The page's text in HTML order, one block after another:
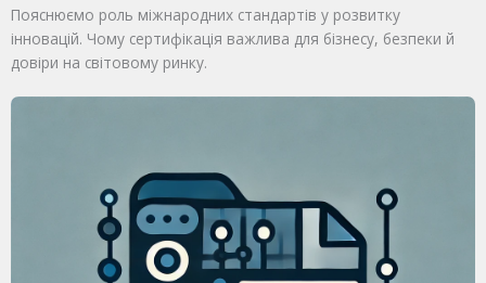
Пояснюємо роль міжнародних стандартів у розвитку
інновацій. Чому сертифікація важлива для бізнесу, безпеки й
довіри на світовому ринку.